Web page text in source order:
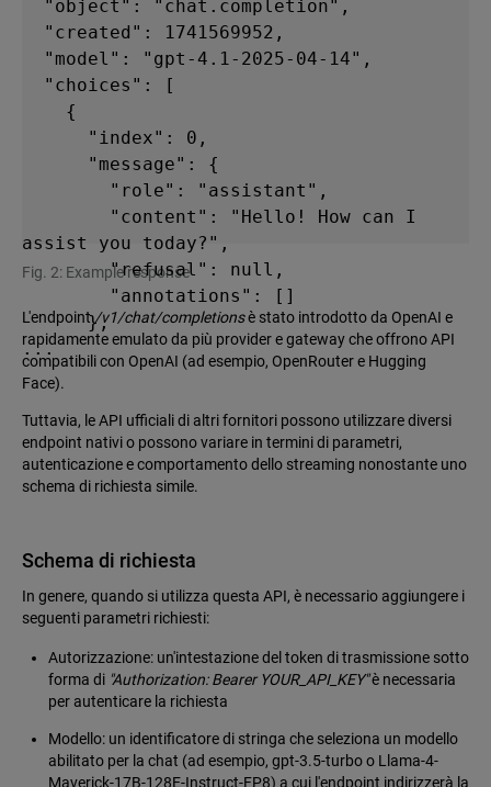
assist you today?",
        "refusal": null,
      },
...
Fig. 2: Example response
L'endpoint/v1/chat/completionsè stato introdotto da OpenAI e
rapidamente emulato da più provider e gateway che offrono API
compatibili con OpenAI (ad esempio, OpenRouter e Hugging
Face).
Tuttavia, le API ufficiali di altri fornitori possono utilizzare diversi
endpoint nativi o possono variare in termini di parametri,
autenticazione e comportamento dello streaming nonostante uno
schema di richiesta simile.
Schema di richiesta
In genere, quando si utilizza questa API, è necessario aggiungere i
seguenti parametri richiesti:
Autorizzazione: un'intestazione del token di trasmissione sotto
forma di "Authorization: Bearer YOUR_API_KEY"è necessaria
per autenticare la richiesta
Modello: un identificatore di stringa che seleziona un modello
abilitato per la chat (ad esempio, gpt-3.5-turbo o Llama-4-
Maverick-17B-128E-Instruct-FP8) a cui l'endpoint indirizzerà la